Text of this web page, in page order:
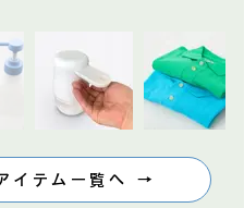
イテム一覧へ →